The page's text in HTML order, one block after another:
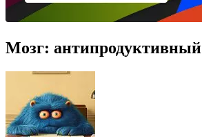
Мозг: антипродуктивный